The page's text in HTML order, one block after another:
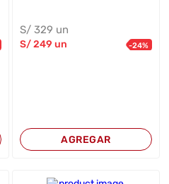
S/ 329 un
S/249 un -24%
AGREGAR